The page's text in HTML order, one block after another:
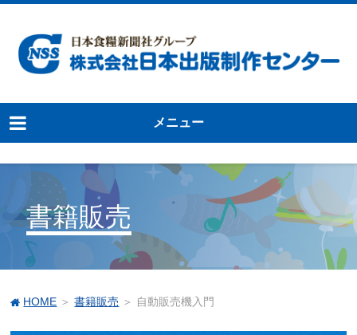
メニュー
書籍販売
HOME ＞書籍販売 ＞ 自動販売機入門